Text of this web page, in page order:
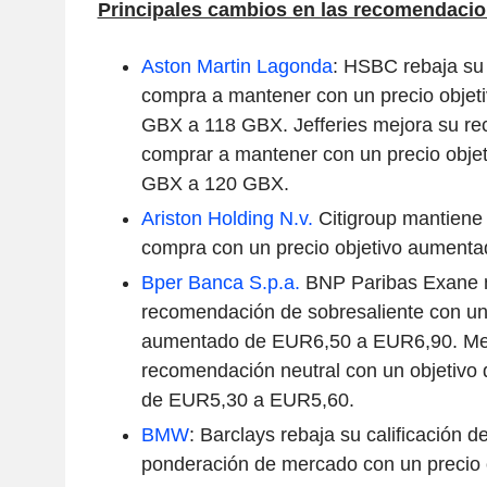
Principales cambios en las
Aston Martin Lagonda: HSBC rebaja
compra a mantener con un precio
GBX a 118 GBX. Jefferies mejora su
comprar a mantener con un precio
GBX a 120 GBX.
Ariston Holding N.v. Citigroup
compra con un precio objetivo
Bper Banca S.p.a. BNP Paribas Exane
recomendación de sobresaliente con
aumentado de EUR6,50 a EUR6,90.
recomendación neutral con un objetivo
de EUR5,30 a EUR5,60.
BMW: Barclays rebaja su calificación
ponderación de mercado con un